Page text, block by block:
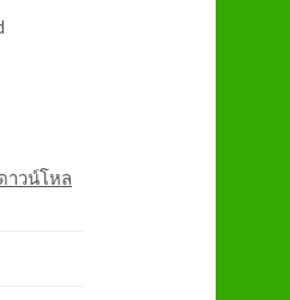
าวน์โหล